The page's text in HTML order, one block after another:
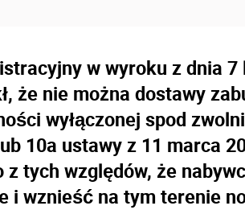
w wyroku z dnia
że nie można dostawy
wyłączonej spod
10a ustawy z 11 marca
z tych względów, że
i wznieść na tym terenie